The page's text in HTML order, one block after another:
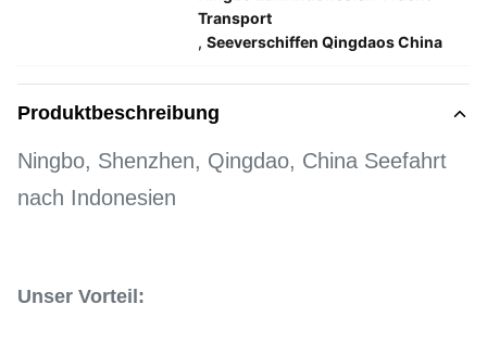
Transport
, Seeverschiffen Qingdaos China
Produktbeschreibung
Ningbo, Shenzhen, Qingdao, China Seefahrt
nach Indonesien
Unser Vorteil: